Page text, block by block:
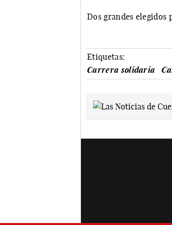
Dos grandes
Etiquetas:
Carrera solidaria